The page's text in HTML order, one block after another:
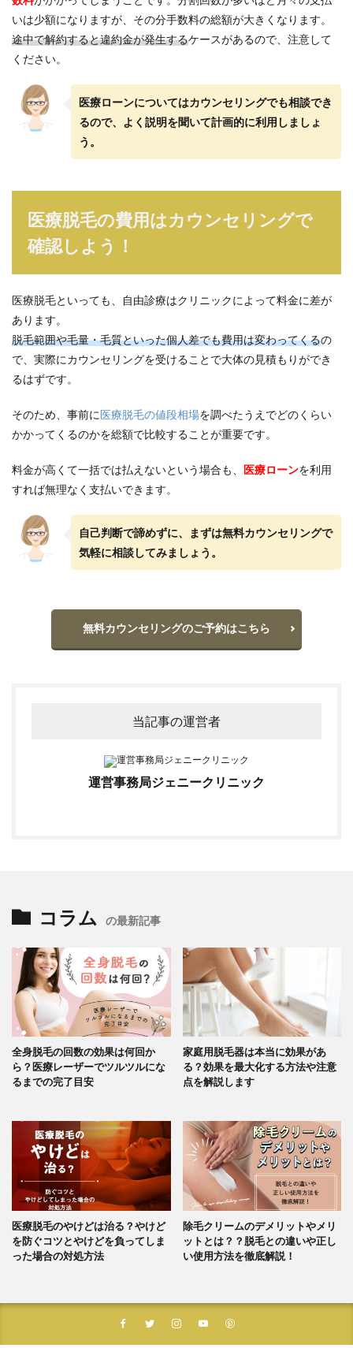
いは少額になりますが、その分手数料の総額が大きくなります。
途中で解約すると違約金が発生するケースがあるので、注意して
ください。
医療ローンについてはカウンセリングでも相談でき
るので、よく説明を聞いて計画的に利用しましょ
う。
医療脱毛の費用はカウンセリングで
確認しよう！
医療脱毛といっても、自由診療はクリニックによって料金に差が
あります。
脱毛範囲や毛量・毛質といった個人差でも費用は変わってくるの
で、実際にカウンセリングを受けることで大体の見積もりができ
るはずです。
そのため、事前に医療脱毛の値段相場を調べたうえでどのくらい
かかってくるのかを総額で比較することが重要です。
料金が高くて一括では払えないという場合も、 医療ローンを利用
すれば無理なく支払いできます。
自己判断で諦めずに、まずは無料カウンセリングで
気軽に相談してみましょう。
無料カウンセリングのご予約はこちら
当記事の運営者
運営事務局ジェニークリニック
コラム の最新記事
全身脱毛の回数の効果は何回か
ら？医療レーザーでツルツルにな
るまでの完了目安
家庭用脱毛器は本当に効果があ
る？効果を最大化する方法や注意
点を解説します
医療脱毛のやけどは治る？やけど
を防ぐコツとやけどを負ってしま
った場合の対処方法
除毛クリームのデメリットやメリ
ットとは？？脱毛との違いや正し
い使用方法を徹底解説！